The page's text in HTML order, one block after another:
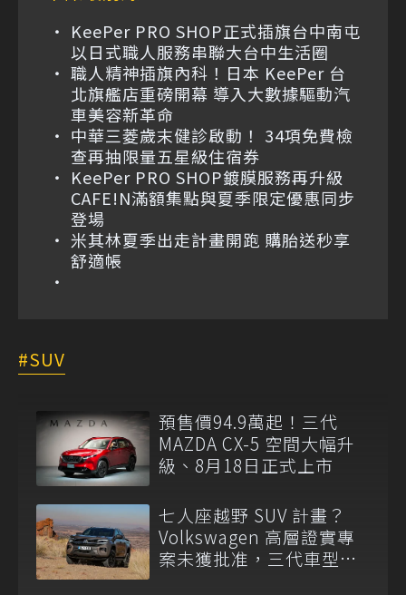
KeePer PRO SHOP正式插旗台中南屯
以日式職人服務串聯大台中生活圈
職人精神插旗內科！日本 KeePer 台
北旗艦店重磅開幕 導入大數據驅動汽
車美容新革命
中華三菱歲末健診啟動！ 34項免費檢
查再抽限量五星級住宿券
KeePer PRO SHOP鍍膜服務再升級
CAFE!N滿額集點與夏季限定優惠同步
登場
米其林夏季出走計畫開跑 購胎送秒享
舒適帳
SUV
預售價94.9萬起！三代
MAZDA CX-5 空間大幅升
級、8月18日正式上市
七人座越野 SUV 計畫？
Volkswagen 高層證實專
案未獲批准，三代車型不